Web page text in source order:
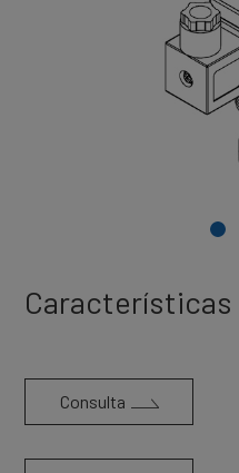
Características
Consulta